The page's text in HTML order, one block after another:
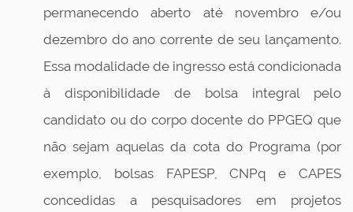
permanecendo aberto até novembro e/ou
dezembro do ano corrente de seu lançamento.
Essa modalidade de ingresso está condicionada
à disponibilidade de bolsa integral pelo
candidato ou do corpo docente do PPGEQ que
não sejam aquelas da cota do Programa (por
exemplo, bolsas FAPESP, CNPq e CAPES
concedidas a pesquisadores em projetos